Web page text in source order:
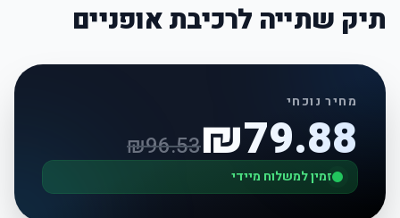
תיק שתייה לרכיבת אופניים
מחיר נוכחי
₪79.88
₪96.53
זמין למשלוח מיידי